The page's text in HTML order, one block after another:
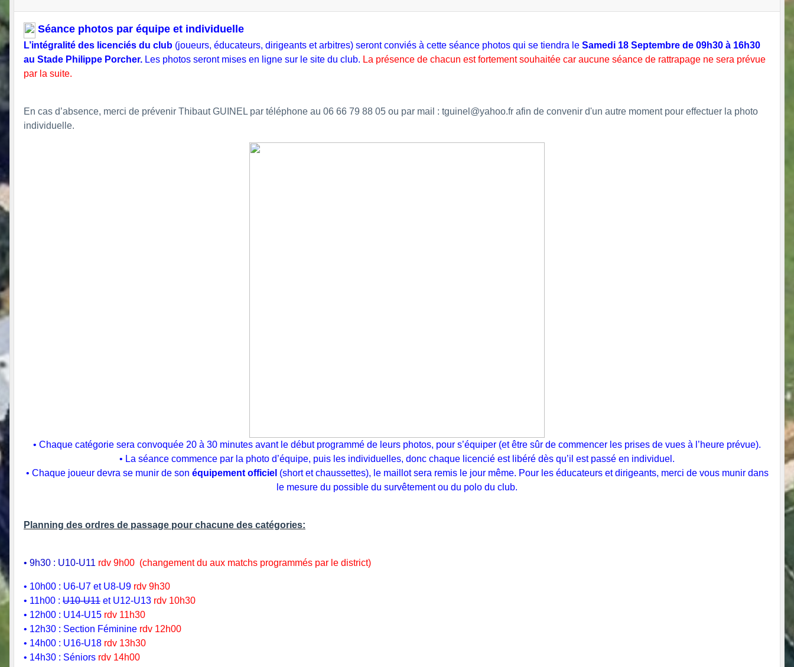
Séance photos par équipe et individuelle
L’intégralité des licenciés du club (joueurs, éducateurs, dirigeants et arbitres) seront conviés à cette séance photos qui se tiendra le Samedi 18 Septembre de 09h30 à 16h30
au Stade Philippe Porcher. Les photos seront mises en ligne sur le site du club. La présence de chacun est fortement souhaitée car aucune séance de rattrapage ne sera prévue
par la suite.
En cas d’absence, merci de prévenir Thibaut GUINEL par téléphone au 06 66 79 88 05 ou par mail : tguinel@yahoo.fr afin de convenir d'un autre moment pour effectuer la photo
individuelle.
• Chaque catégorie sera convoquée 20 à 30 minutes avant le début programmé de leurs photos, pour s’équiper (et être sûr de commencer les prises de vues à l’heure prévue).
• La séance commence par la photo d’équipe, puis les individuelles, donc chaque licencié est libéré dès qu’il est passé en individuel.
• Chaque joueur devra se munir de son équipement officiel (short et chaussettes), le maillot sera remis le jour même. Pour les éducateurs et dirigeants, merci de vous munir dans
le mesure du possible du survêtement ou du polo du club.
Planning des ordres de passage pour chacune des catégories:
• 9h30 : U10-U11 rdv 9h00 (changement du aux matchs programmés par le district)
• 10h00 : U6-U7 et U8-U9 rdv 9h30
• 11h00 : U10-U11 et U12-U13 rdv 10h30
• 12h00 : U14-U15 rdv 11h30
• 12h30 : Section Féminine rdv 12h00
• 14h00 : U16-U18 rdv 13h30
• 14h30 : Séniors rdv 14h00